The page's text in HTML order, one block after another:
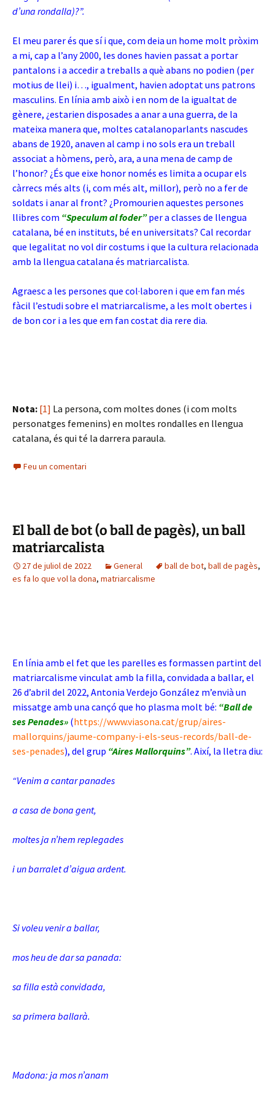
d’una rondalla)?”.
El meu parer és que sí i que, com deia un home molt pròxim
a mi, cap a l’any 2000, les dones havien passat a portar
pantalons i a accedir a treballs a què abans no podien (per
motius de llei) i…, igualment, havien adoptat uns patrons
masculins. En línia amb això i en nom de la igualtat de
gènere, ¿estarien disposades a anar a una guerra, de la
mateixa manera que, moltes catalanoparlants nascudes
abans de 1920, anaven al camp i no sols era un treball
associat a hòmens, però, ara, a una mena de camp de
l’honor? ¿És que eixe honor només es limita a ocupar els
càrrecs més alts (i, com més alt, millor), però no a fer de
soldats i anar al front? ¿Promourien aquestes persones
llibres com “Speculum al foder”per a classes de llengua
catalana, bé en instituts, bé en universitats? Cal recordar
que legalitat no vol dir costums i que la cultura relacionada
amb la llengua catalana és matriarcalista.
Agraesc a les persones que col·laboren i que em fan més
fàcil l’estudi sobre el matriarcalisme, a les molt obertes i
de bon cor i a les que em fan costat dia rere dia.
Nota: [1] La persona, com moltes dones (i com molts
personatges femenins) en moltes rondalles en llengua
catalana, és qui té la darrera paraula.
Feu un comentari
El ball de bot (o ball de pagès), un ball
matriarcalista
27 de juliol de 2022 General ball de bot, ball de pagès,
es fa lo que vol la dona, matriarcalisme
En línia amb el fet que les parelles es formassen partint del
matriarcalisme vinculat amb la filla, convidada a ballar, el
26 d’abril del 2022, Antonia Verdejo González m’envià un
missatge amb una cançó que ho plasma molt bé: “Ball de
ses Penades» (https://www.viasona.cat/grup/aires-
mallorquins/jaume-company-i-els-seus-records/ball-de-
ses-penades), del grup “Aires Mallorquins”. Així, la lletra diu:
“Venim a cantar panades
a casa de bona gent,
moltes ja n’hem replegades
i un barralet d’aigua ardent.
Si voleu venir a ballar,
mos heu de dar sa panada:
sa filla està convidada,
sa primera ballarà.
Madona: ja mos n’anam